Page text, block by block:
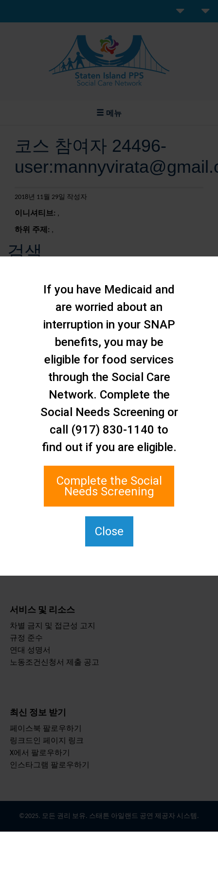
메뉴
코스 참여자 24496-
2018년 11월 29일 작성자
이니셔티브: ,
하위 주제: ,
검색
문의하기
스태튼 아일랜드 소셜 케어
스태튼 아일랜드, 뉴욕
서비스 및 리소스
차별 금지 및 접근성 고지
규정 준수
연대 성명서
노동조건신청서 제출 공고
최신 정보 받기
페이스북 팔로우하기
링크드인 페이지 링크
X에서 팔로우하기
인스타그램 팔로우하기
©2025. 모든 권리 보유. 스태튼 아일랜드 공연 제공자 시스템.
If you have Medicaid and
are worried about an
interruption in your SNAP
benefits, you may be
eligible for food services
through the Social Care
Network. Complete the
Social Needs Screening or
call (917) 830-1140 to
find out if you are eligible.
Complete the Social
Needs Screening
Close